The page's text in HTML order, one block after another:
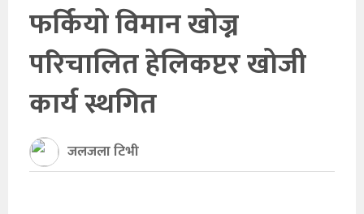
अन्तर्वार्ता
विचार
साहित्य/
सूचना
फर्कियो विमान खोज्न
परिचालित हेलिकप्टर खोजी
कार्य स्थगित
जलजला टिभी